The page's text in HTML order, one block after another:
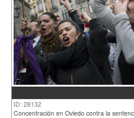
ID: 28132
Concentración en Oviedo contra la